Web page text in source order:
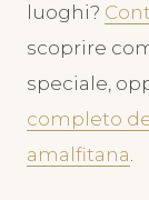
luoghi?
scoprire
speciale,
completo
amalfitana.